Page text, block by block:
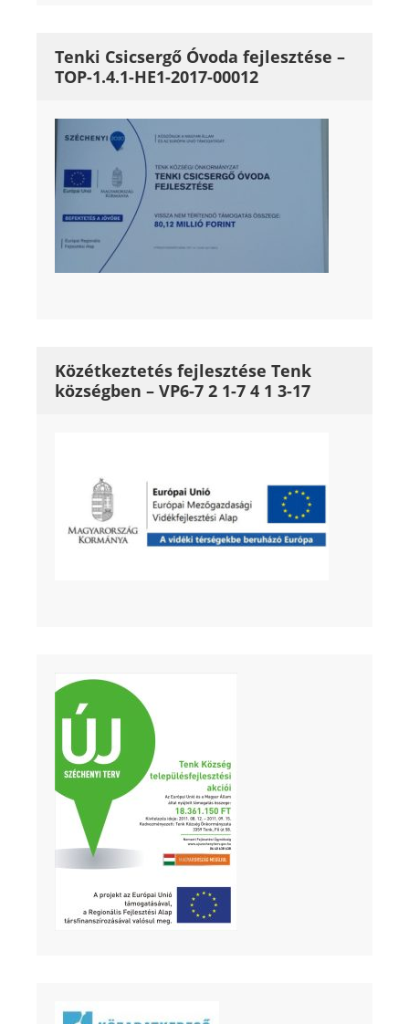
Tenki Csicsergő Óvoda fejlesztése –
TOP-1.4.1-HE1-2017-00012
Közétkeztetés fejlesztése Tenk
községben – VP6-7 2 1-7 4 1 3-17